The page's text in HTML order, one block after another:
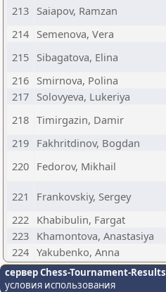
213 Saiapov, Ramzan
214 Semenova, Vera
215 Sibagatova, Elina
216 Smirnova, Polina
217 Solovyeva, Lukeriya
218 Timirgazin, Damir
219 Fakhritdinov, Bogdan
220 Fedorov, Mikhail
221 Frankovskiy, Sergey
222 Khabibulin, Fargat
223 Khamontova, Anastasiya
224 Yakubenko, Anna
сервер Chess-Tournament-Results
условия использования